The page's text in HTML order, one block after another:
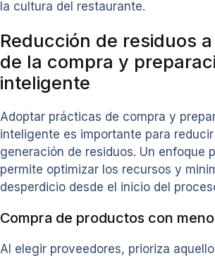
la cultura del restaurante.
Reducción de residuos
de la compra y
inteligente
Adoptar prácticas de compra y
inteligente es importante para
generación de residuos. Un enfoque
permite optimizar los recursos y
desperdicio desde el inicio del
Compra de productos con
Al elegir proveedores, prioriza